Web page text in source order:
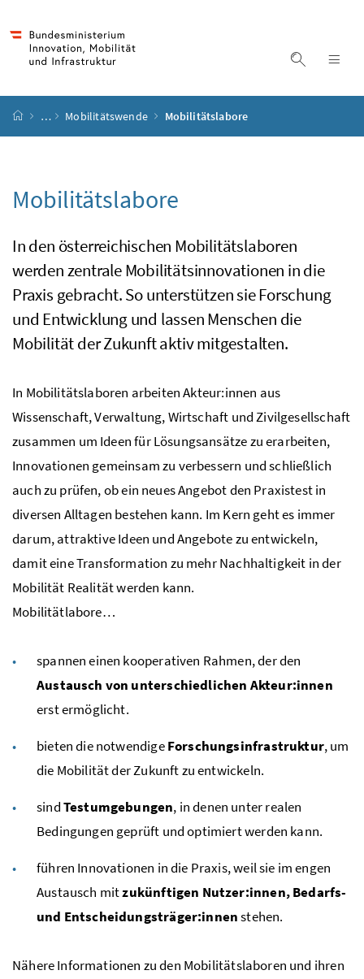
Suche
Startseite
… Mobilitätswende Mobilitätslabore
Mobilitätslabore
In den österreichischen Mobilitätslaboren
werden zentrale Mobilitätsinnovationen in die
Praxis gebracht. So unterstützen sie Forschung
und Entwicklung und lassen Menschen die
Mobilität der Zukunft aktiv mitgestalten.
In Mobilitätslaboren arbeiten Akteur:innen aus
Wissenschaft, Verwaltung, Wirtschaft und Zivilgesellschaft
zusammen um Ideen für Lösungsansätze zu erarbeiten,
Innovationen gemeinsam zu verbessern und schließlich
auch zu prüfen, ob ein neues Angebot den Praxistest in
diversen Alltagen bestehen kann. Im Kern geht es immer
darum, attraktive Ideen und Angebote zu entwickeln,
damit eine Transformation zu mehr Nachhaltigkeit in der
Mobilität Realität werden kann.
Mobilitätlabore…
spannen einen kooperativen Rahmen, der den
Austausch von unterschiedlichen Akteur:innen
erst ermöglicht.
bieten die notwendigeForschungsinfrastruktur, um
die Mobilität der Zukunft zu entwickeln.
sindTestumgebungen, in denen unter realen
Bedingungen geprüft und optimiert werden kann.
führen Innovationen in die Praxis, weil sie im engen
Austausch mitzukünftigen Nutzer:innen, Bedarfs-
und Entscheidungsträger:innenstehen.
Nähere Informationen zu den Mobilitätslaboren und ihren